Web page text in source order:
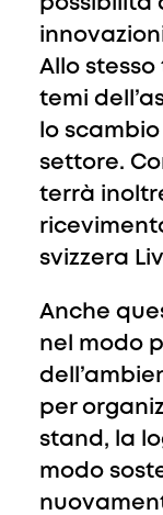
Allo
temi
lo
settore.
terrà
svizzera
Anche
nel modo
per
stand, la
modo